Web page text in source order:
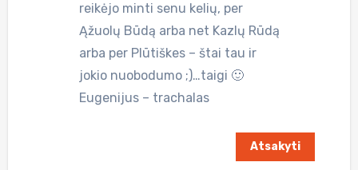
reikėjo minti senu kelių, per
Ąžuolų Būdą arba net Kazlų Rūdą
arba per Plūtiškes – štai tau ir
jokio nuobodumo ;)…taigi 🙂
Eugenijus – trachalas
Atsakyti